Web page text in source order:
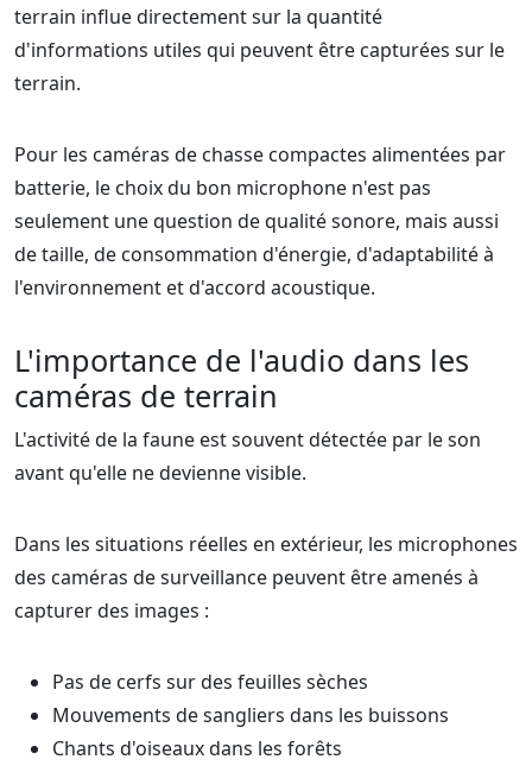
terrain influe directement sur la quantité
d'informations utiles qui peuvent être capturées sur le
terrain.
Pour les caméras de chasse compactes alimentées par
batterie, le choix du bon microphone n'est pas
seulement une question de qualité sonore, mais aussi
de taille, de consommation d'énergie, d'adaptabilité à
l'environnement et d'accord acoustique.
L'importance de l'audio dans les
caméras de terrain
L'activité de la faune est souvent détectée par le son
avant qu'elle ne devienne visible.
Dans les situations réelles en extérieur, les microphones
des caméras de surveillance peuvent être amenés à
capturer des images :
Pas de cerfs sur des feuilles sèches
Mouvements de sangliers dans les buissons
Chants d'oiseaux dans les forêts